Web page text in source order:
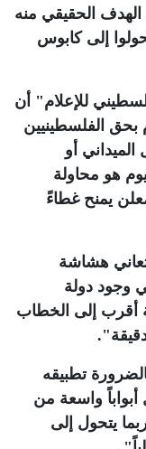
الهدف الحقيقي منه
إلى كابوس
للإعلام" أن
بحق الفلسطينيين
الميداني أو
هو محاولة
يمنح غطاءً
هشاشة
وجود دولة
أقرب إلى الخطاب
.
تطبيقه
أبواباً واسعة من
يتحول إلى